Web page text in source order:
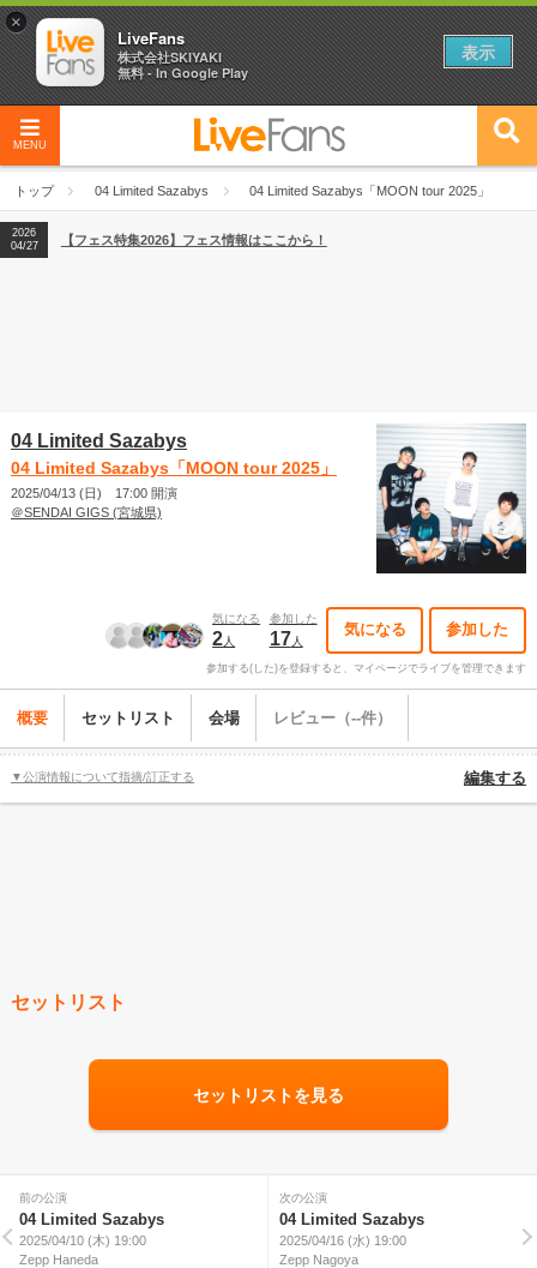
MENU
トップ 04 Limited Sazabys 04 Limited Sazabys「MOON tour 2025」
2026
04/27
2026
【ライブ動員ランキング】2026年上半期編発表！
2026
04/27
【フェス特集2026】フェス情報はここから！
04 Limited Sazabys
04 Limited Sazabys「MOON tour 2025」
2025/04/13 (日) 17:00 開演
＠SENDAI GIGS (宮城県)
気になる
2人
参加した
17 人
気になる 参加した
参加する(した)を登録すると、マイページでライブを管理できます
概要 セットリスト 会場 レビュー（--件）
▼公演情報について指摘/訂正する 編集する
セットリスト
セットリストを見る
前の公演
04 Limited Sazabys
2025/04/10 (木) 19:00
Zepp Haneda
次の公演
04 Limited Sazabys
2025/04/16 (水) 19:00
Zepp Nagoya
×
LiveFans
株式会社SKIYAKI
無料 - In Google Play
表示